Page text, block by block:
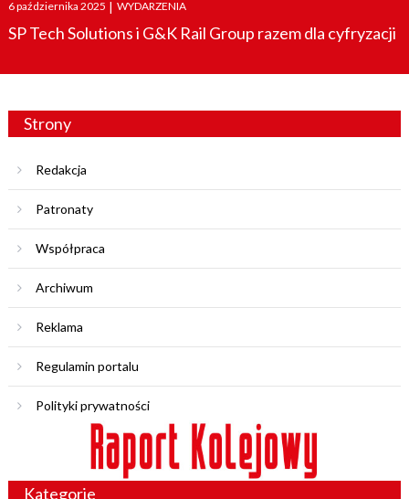
on
6 października 2025 WYDARZENIA
SP Tech Solutions i G&K Rail Group razem dla cyfryzacji
Strony
Redakcja
Patronaty
Współpraca
Archiwum
Reklama
Regulamin portalu
Polityki prywatności
Kategorie